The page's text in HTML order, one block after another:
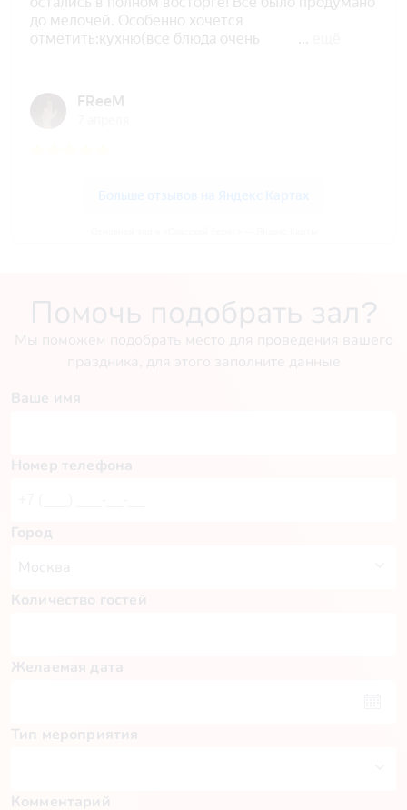
Помочь подобрать зал?
Мы поможем подобрать место для проведения вашего
праздника, для этого заполните данные
Ваше имя
Номер телефона
Город
Количество гостей
Желаемая дата
Пн Вт
Тип мероприятия
Комментарий